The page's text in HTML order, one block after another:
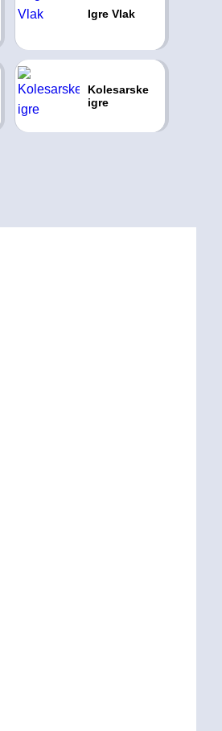
Igre Vlak
Kolesarske
igre